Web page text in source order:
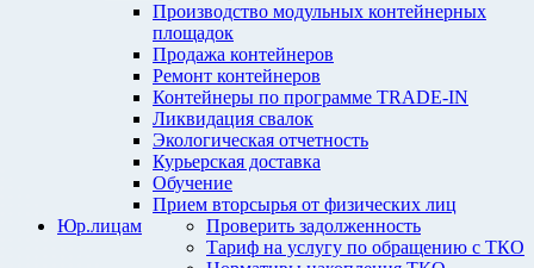
Производство модульных контейнерных
площадок
Продажа контейнеров
Ремонт контейнеров
Контейнеры по программе TRADE-IN
Ликвидация свалок
Экологическая отчетность
Курьерская доставка
Обучение
Прием вторсырья от физических лиц
Проверить задолженность
Тариф на услугу по обращению с ТКО
Юр.лицам